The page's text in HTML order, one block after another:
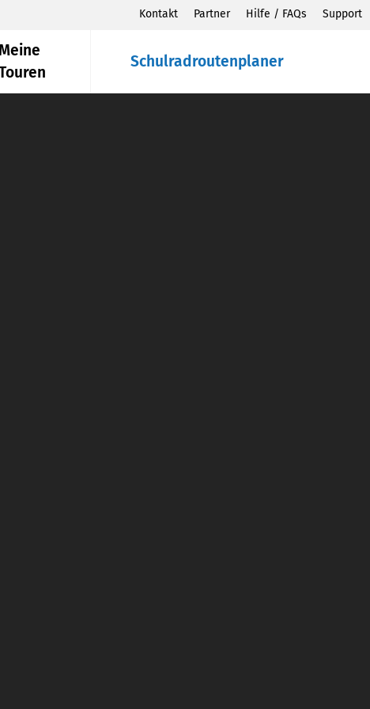
Kontakt Partner Hilfe / FAQs Support
Schulradroutenplaner